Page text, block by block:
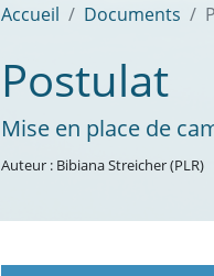
Accueil Documents
Postulat
Mise en place de
Auteur : Bibiana Streicher (PLR)